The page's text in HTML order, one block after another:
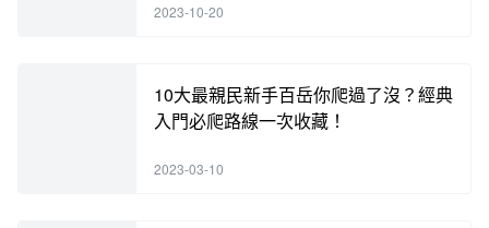
手刀搶訂中！
2023-10-20
10大最親民新手百岳你爬過了沒？經典
入門必爬路線一次收藏！
2023-03-10